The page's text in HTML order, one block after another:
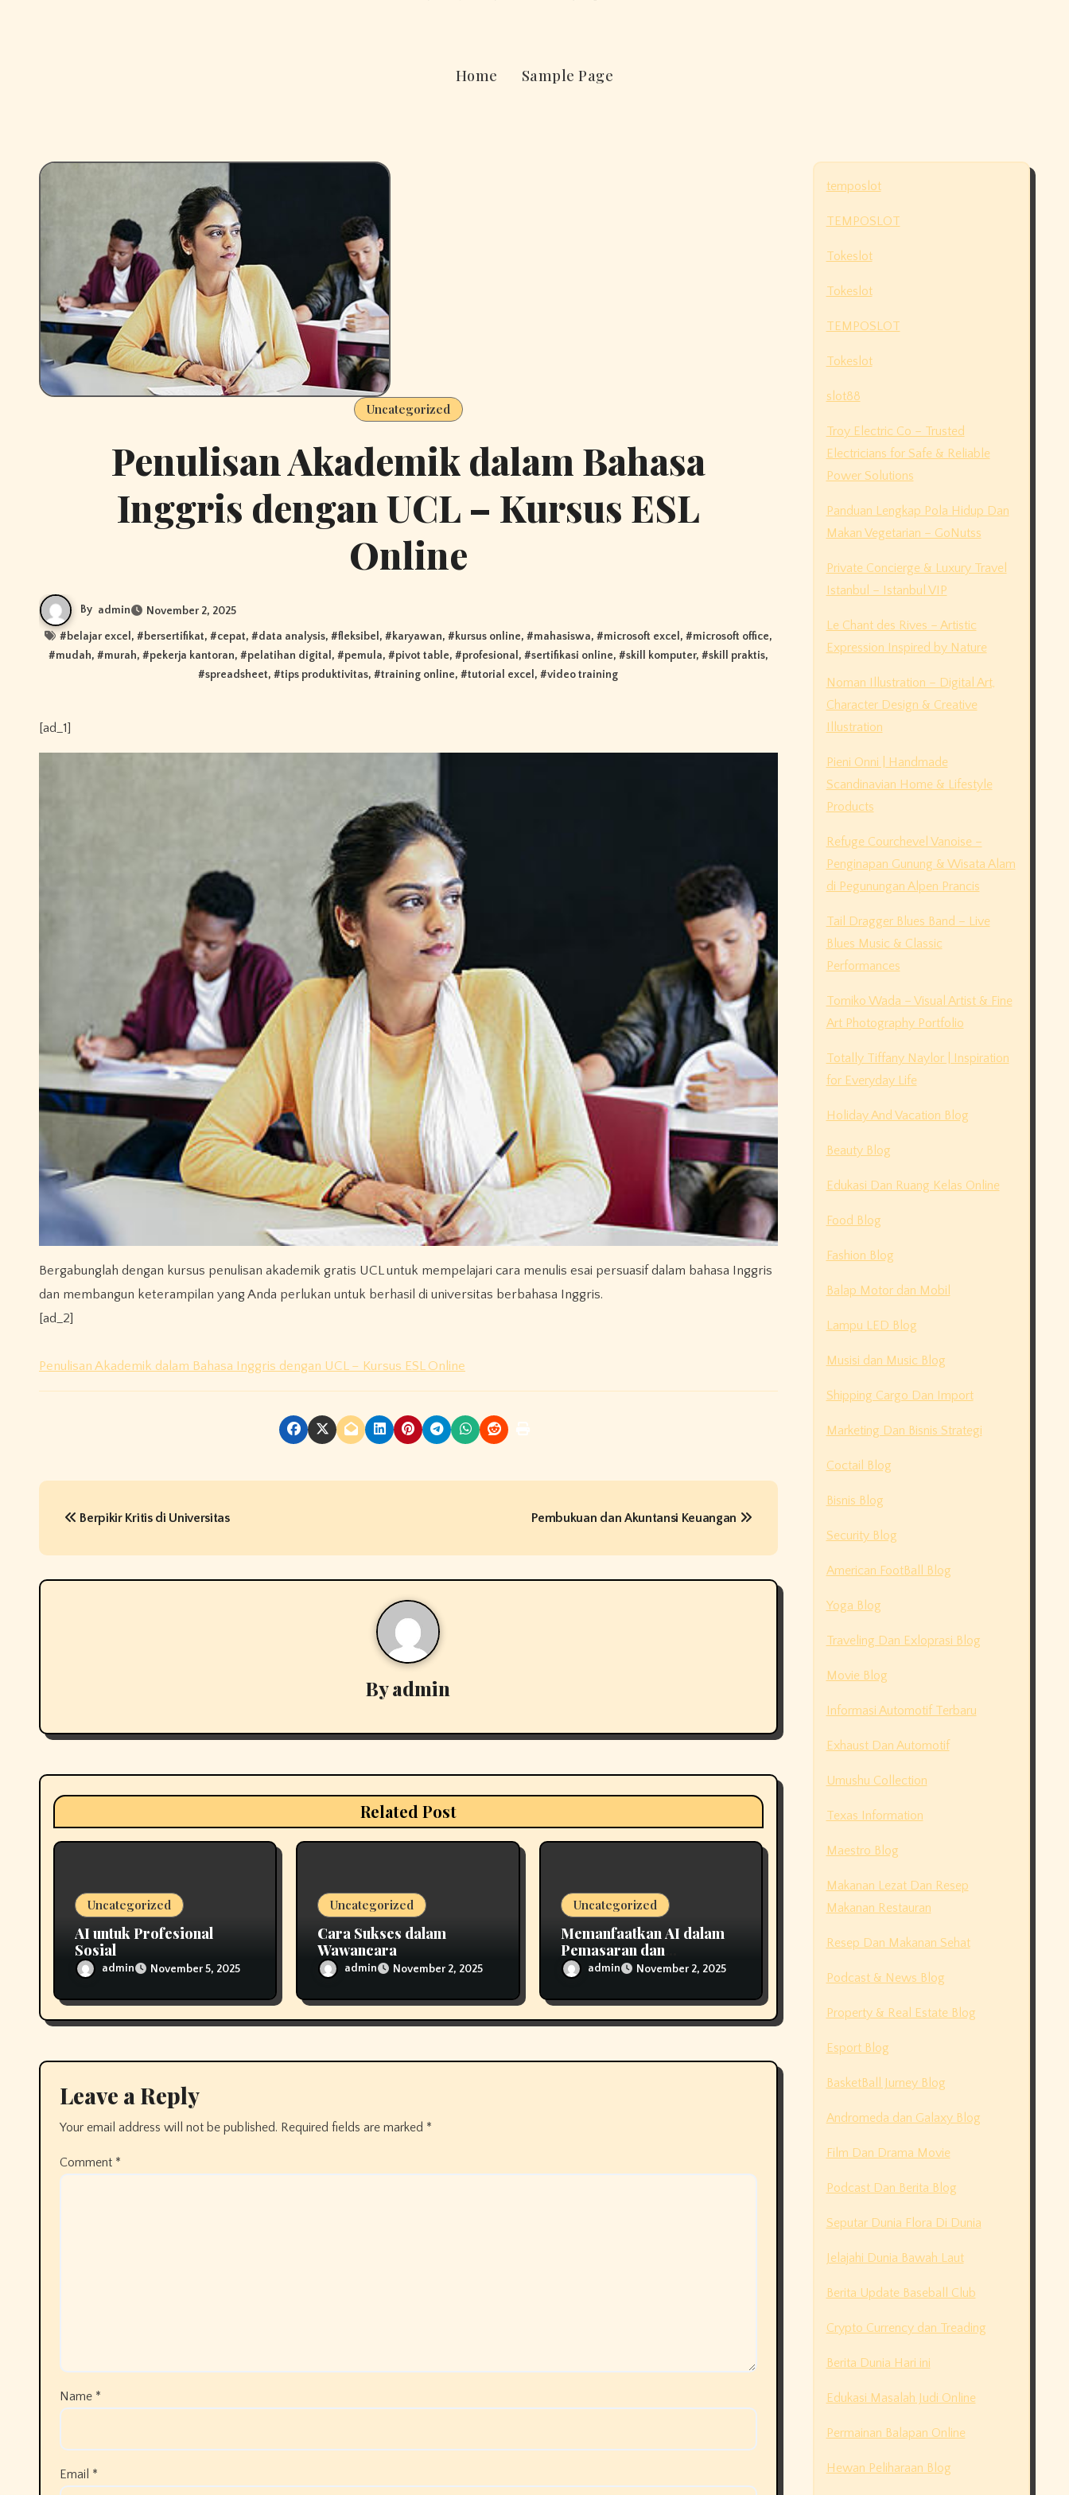
Home Sample Page
Uncategorized
Penulisan Akademik dalam Bahasa
Inggris dengan UCL – Kursus ESL
Online
By admin November 2, 2025
#belajar excel, #bersertifikat, #cepat, #data analysis, #fleksibel, #karyawan, #kursus online, #mahasiswa, #microsoft excel, #microsoft office,
#mudah, #murah, #pekerja kantoran, #pelatihan digital, #pemula, #pivot table, #profesional, #sertifikasi online, #skill komputer, #skill praktis,
#spreadsheet, #tips produktivitas, #training online, #tutorial excel, #video training
[ad_1]
Bergabunglah dengan kursus penulisan akademik gratis UCL untuk mempelajari cara menulis esai persuasif dalam bahasa Inggris
dan membangun keterampilan yang Anda perlukan untuk berhasil di universitas berbahasa Inggris.
[ad_2]
Penulisan Akademik dalam Bahasa Inggris dengan UCL – Kursus ESL Online
P
s
t
i
a
Berpikir Kritis di Universitas Pembukuan dan Akuntansi Keuangan
Byadmin
Related Post
Uncategorized
AI untuk Profesional
Sosial
admin November 5, 2025
Uncategorized
Cara Sukses dalam
Wawancara
admin November 2, 2025
Uncategorized
Memanfaatkan AI dalam
Pemasaran dan
Komunikasi
admin November 2, 2025
Leave a Reply
Your email address will not be published. Required fields are marked *
Comment *
Name *
Email *
temposlot
TEMPOSLOT
Tokeslot
Tokeslot
TEMPOSLOT
Tokeslot
slot88
Troy Electric Co – Trusted
Electricians for Safe & Reliable
Power Solutions
Panduan Lengkap Pola Hidup Dan
Makan Vegetarian – GoNutss
Private Concierge & Luxury Travel
Istanbul – Istanbul VIP
Le Chant des Rives – Artistic
Expression Inspired by Nature
Noman Illustration – Digital Art,
Character Design & Creative
Illustration
Pieni Onni | Handmade
Scandinavian Home & Lifestyle
Products
Refuge Courchevel Vanoise –
Penginapan Gunung & Wisata Alam
di Pegunungan Alpen Prancis
Tail Dragger Blues Band – Live
Blues Music & Classic
Performances
Tomiko Wada – Visual Artist & Fine
Art Photography Portfolio
Totally Tiffany Naylor | Inspiration
for Everyday Life
Holiday And Vacation Blog
Beauty Blog
Edukasi Dan Ruang Kelas Online
Food Blog
Fashion Blog
Balap Motor dan Mobil
Lampu LED Blog
Musisi dan Music Blog
Shipping Cargo Dan Import
Marketing Dan Bisnis Strategi
Coctail Blog
Bisnis Blog
Security Blog
American FootBall Blog
Yoga Blog
Traveling Dan Exloprasi Blog
Movie Blog
Informasi Automotif Terbaru
Exhaust Dan Automotif
Umushu Collection
Texas Information
Maestro Blog
Makanan Lezat Dan Resep
Makanan Restauran
Resep Dan Makanan Sehat
Podcast & News Blog
Property & Real Estate Blog
Esport Blog
BasketBall Jurney Blog
Andromeda dan Galaxy Blog
Film Dan Drama Movie
Podcast Dan Berita Blog
Seputar Dunia Flora Di Dunia
Jelajahi Dunia Bawah Laut
Berita Update Baseball Club
Crypto Currency dan Treading
Berita Dunia Hari ini
Edukasi Masalah Judi Online
Permainan Balapan Online
Hewan Peliharaan Blog